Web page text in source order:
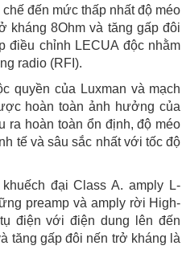
đến mức thấp nhất độ méo
kháng 8Ohm và tăng gấp đôi
điều chỉnh LECUA độc nhằm
radio (RFI).
quyền của Luxman và mạch
hoàn toàn ảnh hưởng của
ra hoàn toàn ổn định, độ méo
tế và sâu sắc nhất với tốc độ
đại Class A. amply L-
preamp và amply rời High-
điện với điện dung lên đến
tăng gấp đôi nến trở kháng là